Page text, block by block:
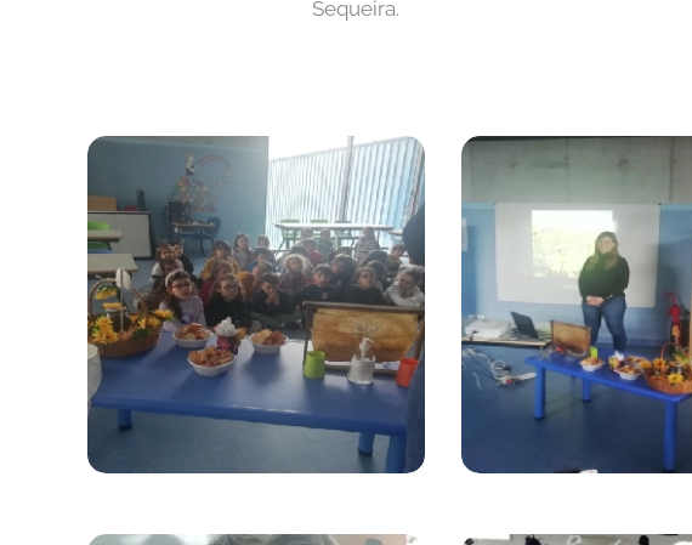
Sequeira.